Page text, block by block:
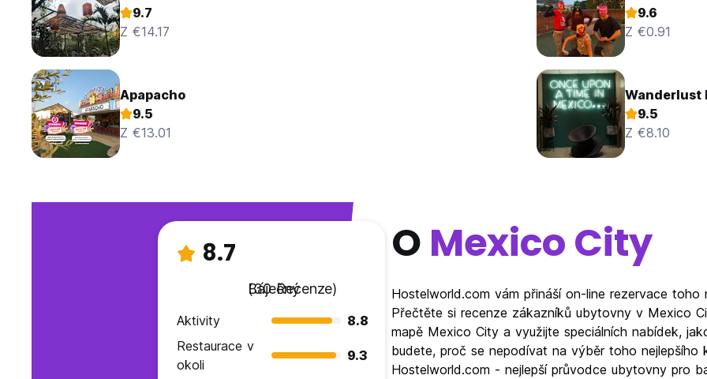
9.7
Z €14.17
9.6
Z €0.91
Apapacho
9.5
Z €13.01
Wanderlust
9.5
Z €8.10
8.7
Báječný
(30 Recenze)
Aktivity
8.8
Restaurace v
okoli
9.3
O Mexico City
Hostelworld.com vám přináší on-line rezervace
Přečtěte si recenze zákazníků ubytovny v Mexico
mapě Mexico City a využijte speciálních nabídek,
budete, proč se nepodívat na výběr toho nejlepšího
Hostelworld.com - nejlepší průvodce ubytovny pro